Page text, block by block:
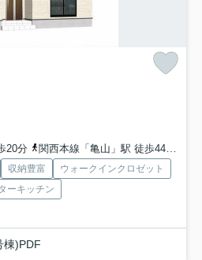
20分
関西本線「亀山」駅 徒歩44分
収納豊富
ウォークインクロゼット
ーキッチン
棟)PDF